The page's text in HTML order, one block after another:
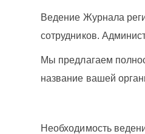
Ведение Журнала
сотрудников.
Мы предлагаем
название вашей
Необходимость